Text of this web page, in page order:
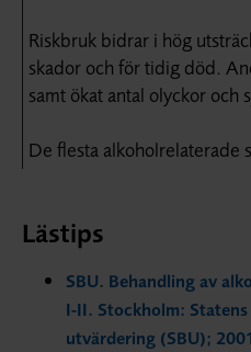
Riskbruk bidrar i hög
skador och för tidig död.
samt ökat antal olyckor och
De flesta alkoholrelaterade
Lästips
SBU. Behandling av
I-II. Stockholm:
utvärdering (SBU);